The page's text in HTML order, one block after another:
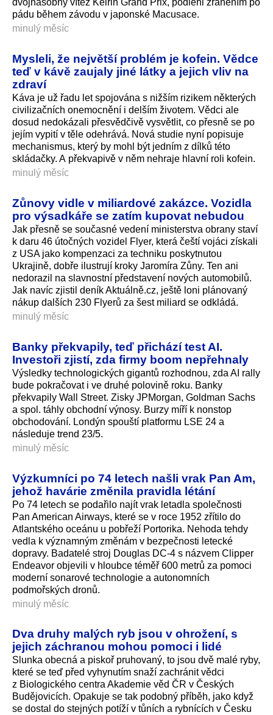
dvojnásobný vítěz Keirin Grand Prix, podlehl zraněním po
pádu během závodu v japonské Macusace.
minulý měsíc
Mysleli, že největší problém je kofein. Vědce
teď v kávě zaujaly jiné látky a jejich vliv na
zdraví
Káva je už řadu let spojována s nižším rizikem některých
civilizačních onemocnění i delším životem. Vědci ale
dosud nedokázali přesvědčivě vysvětlit, co přesně se po
jejím vypití v těle odehrává. Nová studie nyní popisuje
mechanismus, který by mohl být jedním z dílků této
skládačky. A překvapivě v něm nehraje hlavní roli kofein.
minulý měsíc
Zůnovy vidle v miliardové zakázce. Vozidla
pro výsadkáře se zatím kupovat nebudou
Jak přesně se současné vedení ministerstva obrany staví
k daru 46 útočných vozidel Flyer, která čeští vojáci získali
z USA jako kompenzaci za techniku poskytnutou
Ukrajině, dobře ilustrují kroky Jaromíra Zůny. Ten ani
nedorazil na slavnostní představení nových automobilů.
Jak navíc zjistil deník Aktuálně.cz, ještě loni plánovaný
nákup dalších 230 Flyerů za šest miliard se odkládá.
minulý měsíc
Banky překvapily, teď přichází test AI.
Investoři zjistí, zda firmy boom nepřehnaly
Výsledky technologických gigantů rozhodnou, zda AI rally
bude pokračovat i ve druhé polovině roku. Banky
překvapily Wall Street. Zisky JPMorgan, Goldman Sachs
a spol. táhly obchodní výnosy. Burzy míří k nonstop
obchodování. Londýn spouští platformu LSE 24 a
následuje trend 23/5.
minulý měsíc
Výzkumníci po 74 letech našli vrak Pan Am,
jehož havárie změnila pravidla létání
Po 74 letech se podařilo najít vrak letadla společnosti
Pan American Airways, které se v roce 1952 zřítilo do
Atlantského oceánu u pobřeží Portorika. Nehoda tehdy
vedla k významným změnám v bezpečnosti letecké
dopravy. Badatelé stroj Douglas DC-4 s názvem Clipper
Endeavor objevili v hloubce téměř 600 metrů za pomoci
moderní sonarové technologie a autonomních
podmořských dronů.
minulý měsíc
Dva druhy malých ryb jsou v ohrožení, s
jejich záchranou mohou pomoci i lidé
Slunka obecná a piskoř pruhovaný, to jsou dvě malé ryby,
které se teď před vyhynutím snaží zachránit vědci
z Biologického centra Akademie věd ČR v Českých
Budějovicích. Opakuje se tak podobný příběh, jako když
se dostal do stejných potíží v tůních a rybnících v Česku